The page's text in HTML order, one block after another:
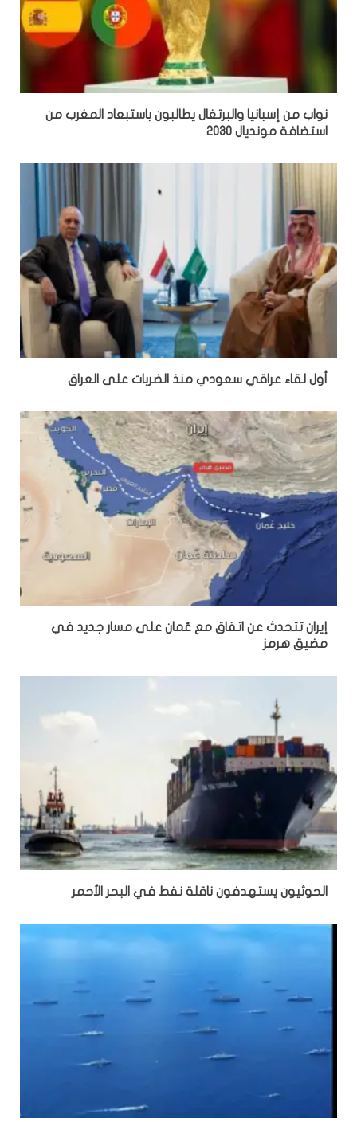
نواب من إسبانيا والبرتغال يطالبون باستبعاد المغرب من
استضافة مونديال 2030
أول لقاء عراقي سعودي منذ الضربات على العراق
إيران تتحدث عن اتفاق مع عُمان على مسار جديد في
مضيق هرمز
الحوثيون يستهدفون ناقلة نفط في البحر الأحمر